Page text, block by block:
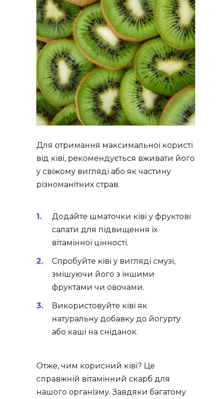
Для отримання максимальної користі
від ківі, рекомендується вживати його
у свіжому вигляді або як частину
різноманітних страв.
Додайте шматочки ківі у фруктові
салати для підвищення їх
вітамінної цінності.
Спробуйте ківі у вигляді смузі,
змішуючи його з іншими
фруктами чи овочами.
Використовуйте ківі як
натуральну добавку до йогурту
або каші на сніданок.
Отже, чим корисний ківі? Це
справжній вітамінний скарб для
нашого організму. Завдяки багатому